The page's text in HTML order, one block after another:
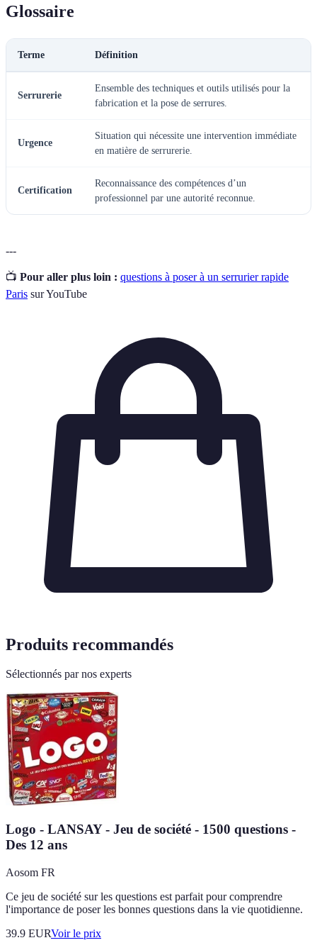
Glossaire
Terme Définition
Serrurerie
Ensemble des techniques et outils utilisés pour la
fabrication et la pose de serrures.
Urgence
Situation qui nécessite une intervention immédiate
en matière de serrurerie.
Certification
Reconnaissance des compétences d’un
professionnel par une autorité reconnue.
---
📺 Pour aller plus loin : questions à poser à un serrurier rapide
Paris sur YouTube
Produits recommandés
Sélectionnés par nos experts
Logo - LANSAY - Jeu de société - 1500 questions -
Des 12 ans
Aosom FR
Ce jeu de société sur les questions est parfait pour comprendre
l'importance de poser les bonnes questions dans la vie quotidienne.
39.9 EURVoir le prix